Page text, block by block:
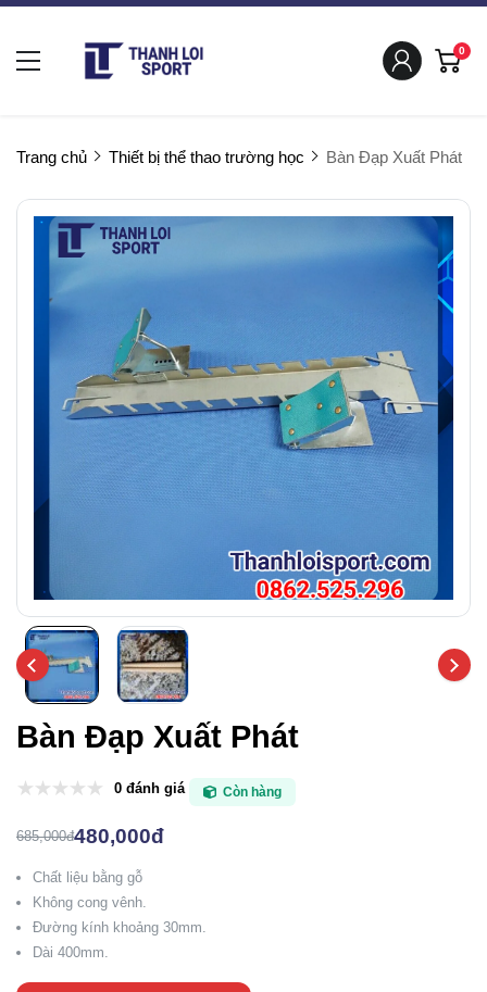
0
Trang chủ Thiết bị thể thao trường học Bàn Đạp Xuất Phát
Bàn Đạp Xuất Phát
0 đánh giá Còn hàng
685,000đ480,000đ
Chất liệu bằng gỗ
Không cong vênh.
Đường kính khoảng 30mm.
Dài 400mm.